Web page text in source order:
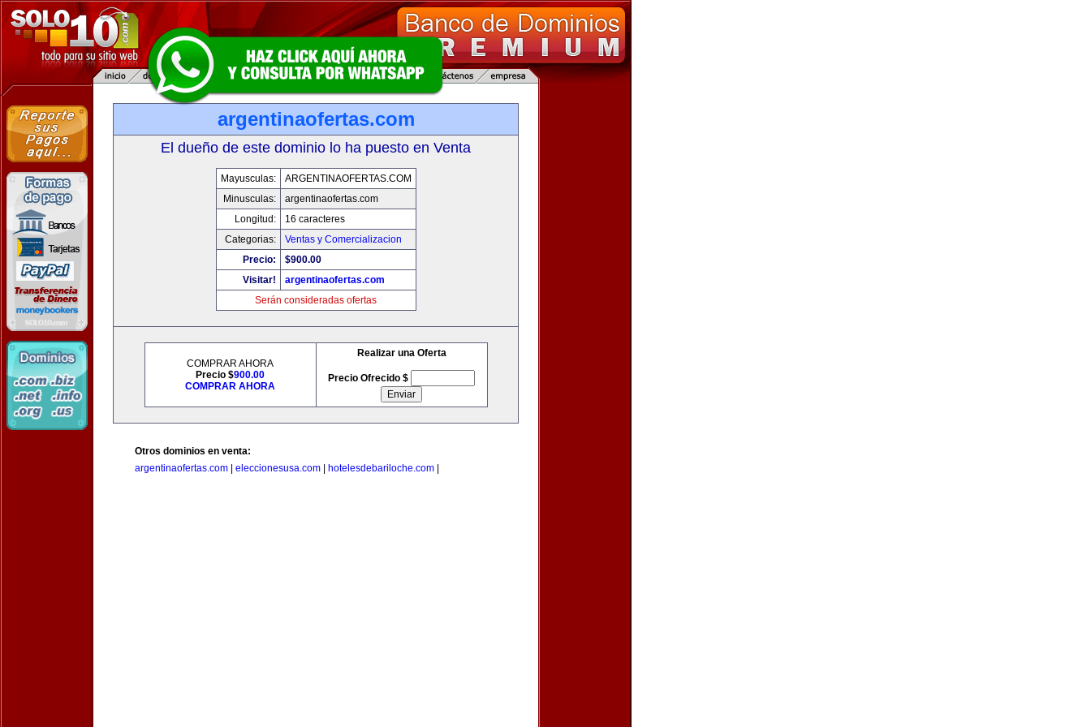
argentinaofertas.com
El dueño de este dominio lo ha puesto en Venta
Mayusculas:
ARGENTINAOFERTAS.COM
Minusculas:
argentinaofertas.com
Longitud:
16 caracteres
Categorias:
Ventas y Comercializacion
Precio:
$900.00
Visitar!
argentinaofertas.com
Serán consideradas ofertas
COMPRAR AHORA
Precio $900.00
COMPRAR AHORA
Realizar una Oferta
Precio Ofrecido $
Otros dominios en venta:
argentinaofertas.com
eleccionesusa.com hotelesdebariloche.com